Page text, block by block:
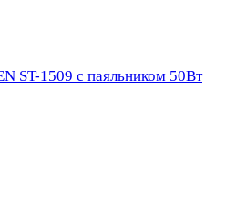
ST-1509 с паяльником 50Вт